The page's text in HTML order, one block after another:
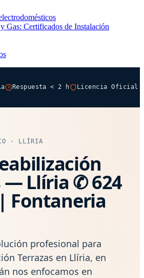
Gas: Certificados de Instalación
Respuesta < 2 h Licencia Oficial
· LLÍRIA
— Llíria ✆ 624
Fontaneria
profesional para
Terrazas en Llíria, en
nos enfocamos en